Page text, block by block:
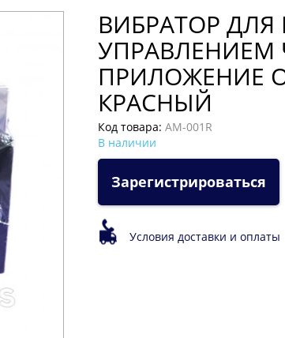
ВИБРАТОР ДЛЯ
УПРАВЛЕНИЕМ
ПРИЛОЖЕНИЕ
КРАСНЫЙ
Код товара: AM-001R
В наличии
Зарегистрироваться
Условия доставки и оплаты